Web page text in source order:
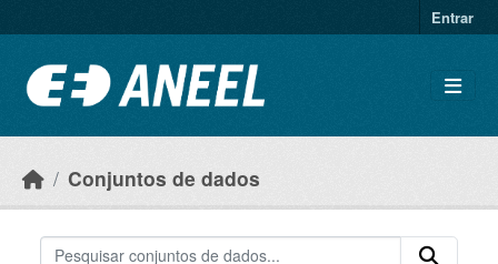
Entrar
Conjuntos de dados